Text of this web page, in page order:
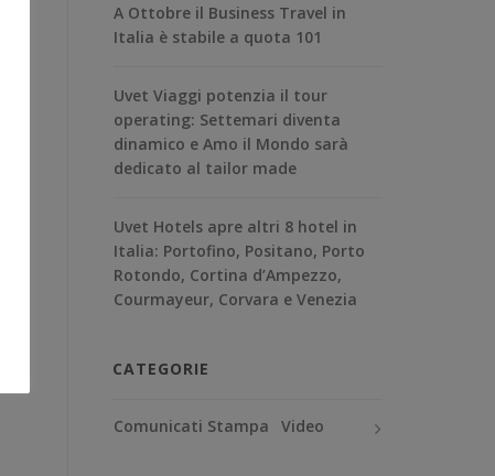
A Ottobre il Business Travel in
Italia è stabile a quota 101
Uvet Viaggi potenzia il tour
operating: Settemari diventa
dinamico e Amo il Mondo sarà
dedicato al tailor made
Uvet Hotels apre altri 8 hotel in
Italia: Portofino, Positano, Porto
Rotondo, Cortina d’Ampezzo,
Courmayeur, Corvara e Venezia
CATEGORIE
Comunicati Stampa Video